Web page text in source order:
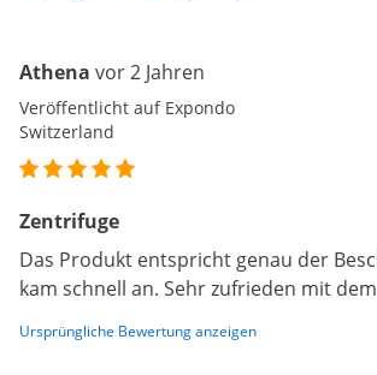
Athena vor 2 Jahren
Veröffentlicht auf Expondo
Switzerland
Zentrifuge
Das Produkt entspricht genau der
kam schnell an. Sehr zufrieden mit
Ursprüngliche Bewertung anzeigen